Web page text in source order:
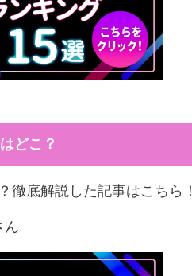
どこ？
徹底解説した記事はこちら！
ん